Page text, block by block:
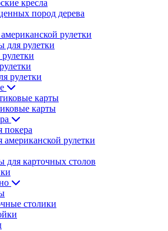
кресла
пород дерева
рулетки
для рулетки
рулетки
карты
карты
рулетки
для карточных столов
столики